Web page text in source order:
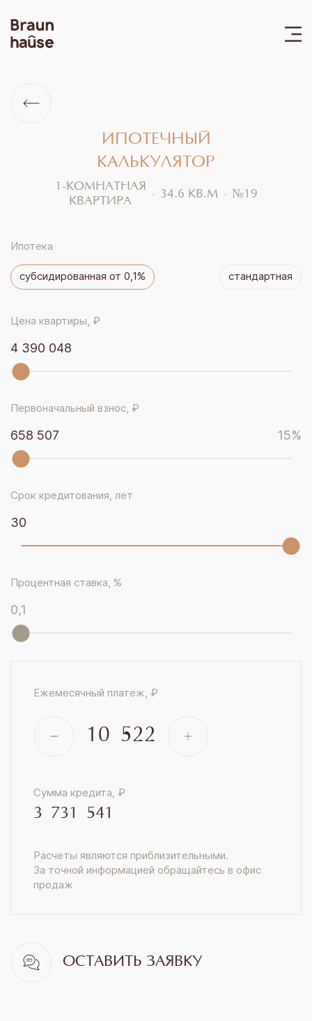
ИПОТЕЧНЫЙ
КАЛЬКУЛЯТОР
1-КОМНАТНАЯ
КВАРТИРА
34.6 КВ.М №19
Ипотека
субсидированная от 0,1% стандартная
Цена квартиры, ₽
4 390 048
Первоначальный взнос, ₽
658 507 15%
Срок кредитования, лет
30
Процентная ставка, %
0,1
Ежемесячный платеж, ₽
10 522
Сумма кредита, ₽
3 731 541
Расчеты являются приблизительными.
За точной информацией обращайтесь в офис
продаж
ОСТАВИТЬ ЗАЯВКУ